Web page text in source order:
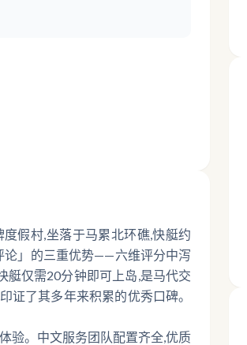
假村,坐落于马累北环礁,快艇约
论」的三重优势——六维评分中泻
艇仅需20分钟即可上岛,是马代交
证了其多年来积累的优秀口碑。
验。中文服务团队配置齐全,优质